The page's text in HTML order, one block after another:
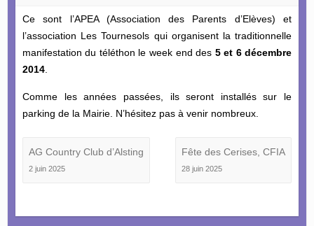
Ce sont l’APEA (Association des Parents d’Elèves) et
l’association Les Tournesols qui organisent la traditionnelle
manifestation du téléthon le week end des 5 et 6 décembre
2014.
Comme les années passées, ils seront installés sur le
parking de la Mairie. N’hésitez pas à venir nombreux.
AG Country Club d’Alsting
2 juin 2025
Fête des Cerises, CFIA
28 juin 2025